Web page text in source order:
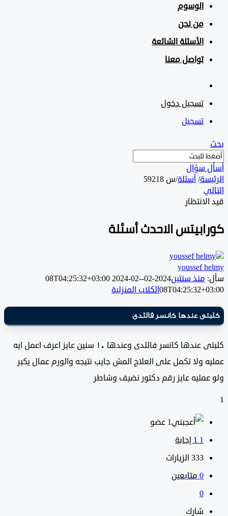
الوسوم
من نحن
الأسئلة الشائعة
تواصل معنا
تسجيل دخول
تسجيل
سؤال
/ أسئلة/س 59218
الاحدث أسئلة
youssef
منذ سنتين2024-02-08T04:25:32+03:00
2024-02-
الكلاب المنزلية
عندها كانسر فالثدى
كلبتى عندها كانسر فالثدى وعندها ١٠ سنين عايز اعرف اعمل ايه
ولا تكمل على العلاج المش جايب نتيجه والورم عمال يكبر
عايز رقم دكتور نضيف وشاطر
‫1 عضو
333 الزيارات
متابعين
شارك